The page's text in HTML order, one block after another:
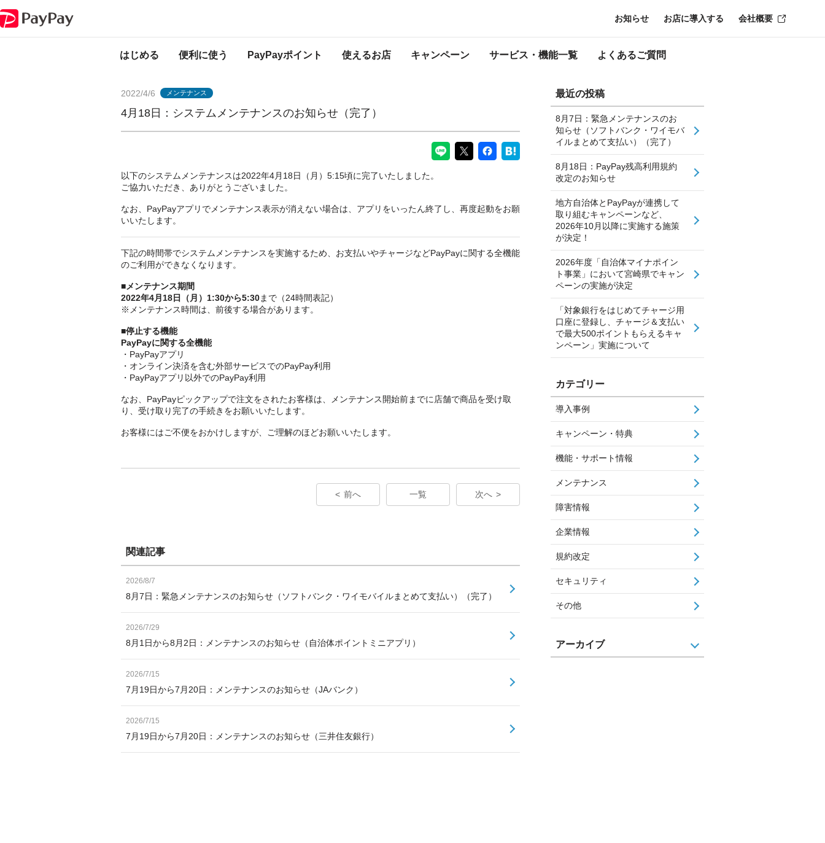
はじめる 便利に使う PayPayポイント 使えるお店 キャンペーン サービス・機能一覧 よくあるご質問
お知らせ お店に導入する 会社概要
PayPayからのお知らせ
2022/4/6 メンテナンス
4月18日：システムメンテナンスのお知らせ（完了）
以下のシステムメンテナンスは2022年4月18日（月）5:15頃に完了いたしました。
ご協力いただき、ありがとうございました。
なお、PayPayアプリでメンテナンス表示が消えない場合は、アプリをいったん終了し、再度起動をお願
いいたします。
下記の時間帯でシステムメンテナンスを実施するため、お支払いやチャージなどPayPayに関する全機能
のご利用ができなくなります。
■メンテナンス期間
2022年4月18日（月）1:30から5:30まで（24時間表記）
※メンテナンス時間は、前後する場合があります。
■停止する機能
PayPayに関する全機能
・PayPayアプリ
・オンライン決済を含む外部サービスでのPayPay利用
・PayPayアプリ以外でのPayPay利用
なお、PayPayピックアップで注文をされたお客様は、メンテナンス開始前までに店舗で商品を受け取
り、受け取り完了の手続きをお願いいたします。
お客様にはご不便をおかけしますが、ご理解のほどお願いいたします。
前へ 一覧 次へ
関連記事
2026/8/7
8月7日：緊急メンテナンスのお知らせ（ソフトバンク・ワイモバイルまとめて支払い）（完了）
2026/7/29
8月1日から8月2日：メンテナンスのお知らせ（自治体ポイントミニアプリ）
2026/7/15
7月19日から7月20日：メンテナンスのお知らせ（JAバンク）
2026/7/15
7月19日から7月20日：メンテナンスのお知らせ（三井住友銀行）
最近の投稿
8月7日：緊急メンテナンスのお
知らせ（ソフトバンク・ワイモバ
イルまとめて支払い）（完了）
8月18日：PayPay残高利用規約
改定のお知らせ
地方自治体とPayPayが連携して
取り組むキャンペーンなど、
2026年10月以降に実施する施策
が決定！
2026年度「自治体マイナポイン
ト事業」において宮崎県でキャン
ペーンの実施が決定
「対象銀行をはじめてチャージ用
口座に登録し、チャージ＆支払い
で最大500ポイントもらえるキャ
ンペーン」実施について
カテゴリー
導入事例
キャンペーン・特典
機能・サポート情報
メンテナンス
障害情報
企業情報
規約改定
セキュリティ
その他
アーカイブ